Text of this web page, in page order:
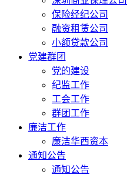
保险经纪公司
融资租赁公司
小额贷款公司
党建群团
党的建设
纪监工作
工会工作
群团工作
廉洁工作
廉洁华西资本
通知公告
通知公告